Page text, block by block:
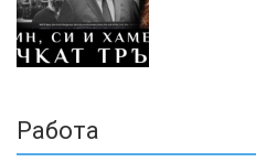
Работа